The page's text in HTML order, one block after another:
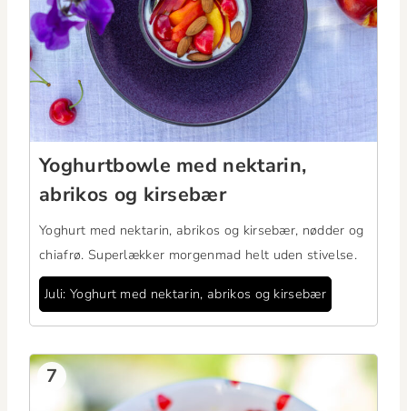
Yoghurt­bowle med nek­tarin,
abrikos og kirsebær
Yoghurt med nek­tarin, abrikos og kirse­bær, nød­der og
chi­afrø. Super­lækker mor­gen­mad helt uden stivelse.
Juli: Yoghurt med nek­tarin, abrikos og kirsebær
7